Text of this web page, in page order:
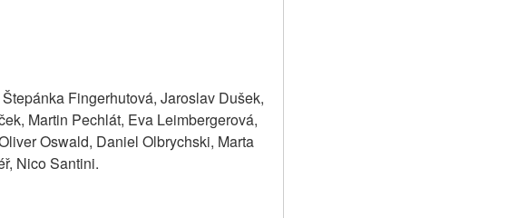
Fingerhutová, Jaroslav Dušek,
Martin Pechlát, Eva Leimbergerová,
Oswald, Daniel Olbrychski, Marta
Nico Santini.